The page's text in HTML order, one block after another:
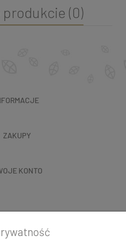
produkcie (0)
ZAKUPY
KONTO